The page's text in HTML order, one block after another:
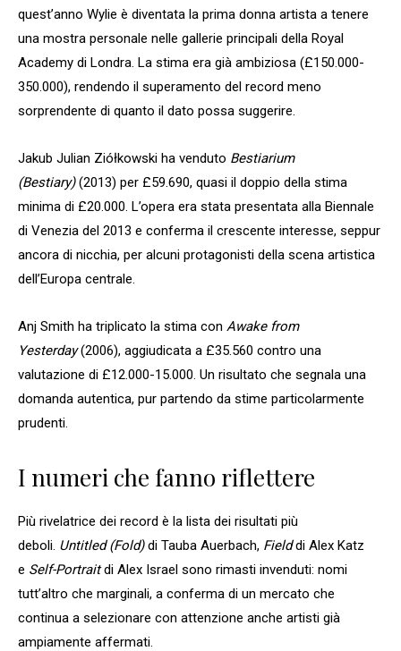
quest’anno Wylie è diventata la prima donna artista a tenere
una mostra personale nelle gallerie principali della Royal
Academy di Londra. La stima era già ambiziosa (£150.000-
350.000), rendendo il superamento del record meno
sorprendente di quanto il dato possa suggerire.
Jakub Julian Ziółkowski ha venduto Bestiarium
(Bestiary)(2013) per £59.690, quasi il doppio della stima
minima di £20.000. L’opera era stata presentata alla Biennale
di Venezia del 2013 e conferma il crescente interesse, seppur
ancora di nicchia, per alcuni protagonisti della scena artistica
dell’Europa centrale.
Anj Smith ha triplicato la stima con Awake from
Yesterday(2006), aggiudicata a £35.560 contro una
valutazione di £12.000-15.000. Un risultato che segnala una
domanda autentica, pur partendo da stime particolarmente
prudenti.
I numeri che fanno riflettere
Più rivelatrice dei record è la lista dei risultati più
deboli. Untitled (Fold)di Tauba Auerbach, Fielddi Alex Katz
e Self-Portraitdi Alex Israel sono rimasti invenduti: nomi
tutt’altro che marginali, a conferma di un mercato che
continua a selezionare con attenzione anche artisti già
ampiamente affermati.